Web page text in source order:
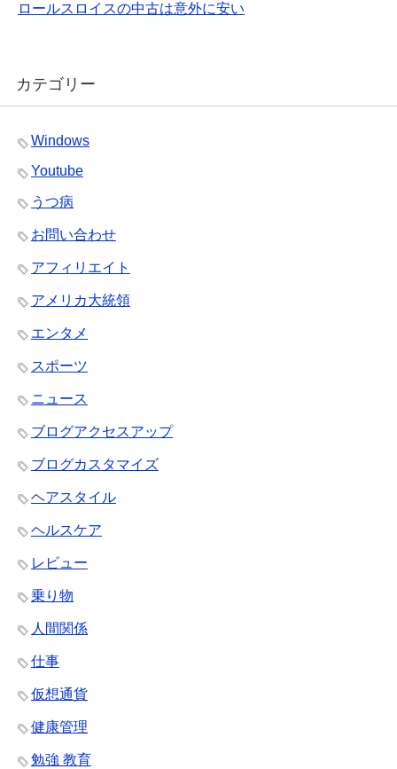
ロールスロイスの中古は意外に安い
カテゴリー
Windows
Youtube
うつ病
お問い合わせ
アフィリエイト
アメリカ大統領
エンタメ
スポーツ
ニュース
ブログアクセスアップ
ブログカスタマイズ
ヘアスタイル
ヘルスケア
レビュー
乗り物
人間関係
仕事
仮想通貨
健康管理
勉強 教育